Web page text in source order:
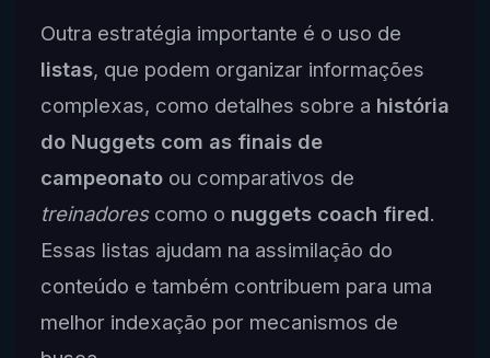
Outra estratégia importante é o uso de
listas, que podem organizar informações
complexas, como detalhes sobre a história
do Nuggets com as finais de
campeonatoou comparativos de
treinadorescomo o nuggets coach fired.
Essas listas ajudam na assimilação do
conteúdo e também contribuem para uma
melhor indexação por mecanismos de